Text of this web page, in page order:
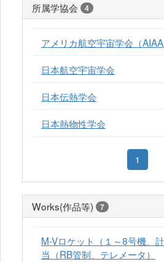
所属学協会 4
アメリカ航空宇宙学会（AIAA
日本航空宇宙学会
日本伝熱学会
日本熱物性学会
1
Works(作品等) 7
M-Vロケット（１～8号機、
当（RB管制、テレメータ）